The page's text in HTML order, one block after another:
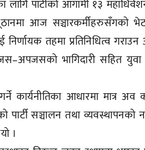
पार्टीको आगामी १३
आज सञ्चारकर्मीहरुसँगको
तहमा प्रतिनिधित्व
जस–अपजसको भागिदारी सहित
कार्यनीतिका आधारमा मात्र
पार्टी सञ्चालन तथा
।